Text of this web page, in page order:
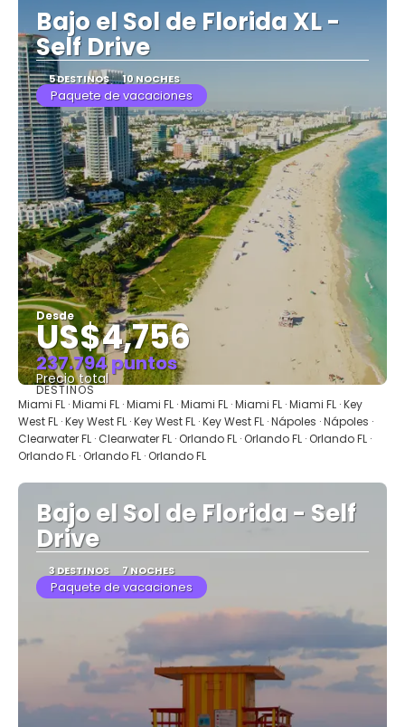
Bajo el Sol de Florida XL -
Self Drive
5 DESTINOS 10 NOCHES
Paquete de vacaciones
Desde
US$4,756
237.794 puntos
Precio total
Ver
DESTINOS
Miami FL · Miami FL · Miami FL · Miami FL · Miami FL · Miami FL · Key
West FL · Key West FL · Key West FL · Key West FL · Nápoles · Nápoles ·
Clearwater FL · Clearwater FL · Orlando FL · Orlando FL · Orlando FL ·
Orlando FL · Orlando FL · Orlando FL
Bajo el Sol de Florida - Self
Drive
3 DESTINOS 7 NOCHES
Paquete de vacaciones